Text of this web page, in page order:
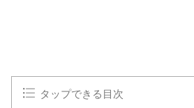
タップできる目次